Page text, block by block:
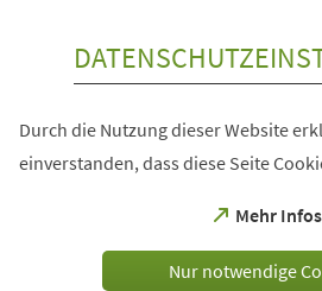
Durch die Nutzung dieser Website
einverstanden, dass diese Seite
Mehr Infos
(Öffnet
einem
Nur notwendige